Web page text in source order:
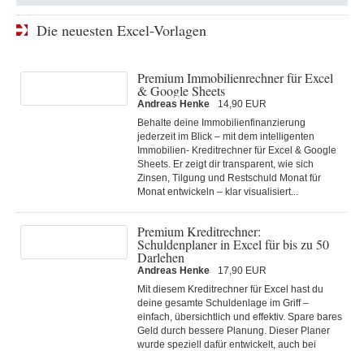
Die neuesten Excel-Vorlagen
Premium Immobilienrechner für Excel
& Google Sheets
Andreas Henke
14,90 EUR
Behalte deine Immobilienfinanzierung
jederzeit im Blick – mit dem intelligenten
Immobilien- Kreditrechner für Excel & Google
Sheets. Er zeigt dir transparent, wie sich
Zinsen, Tilgung und Restschuld Monat für
Monat entwickeln – klar visualisiert...
Premium Kreditrechner:
Schuldenplaner in Excel für bis zu 50
Darlehen
Andreas Henke
17,90 EUR
Mit diesem Kreditrechner für Excel hast du
deine gesamte Schuldenlage im Griff –
einfach, übersichtlich und effektiv. Spare bares
Geld durch bessere Planung. Dieser Planer
wurde speziell dafür entwickelt, auch bei